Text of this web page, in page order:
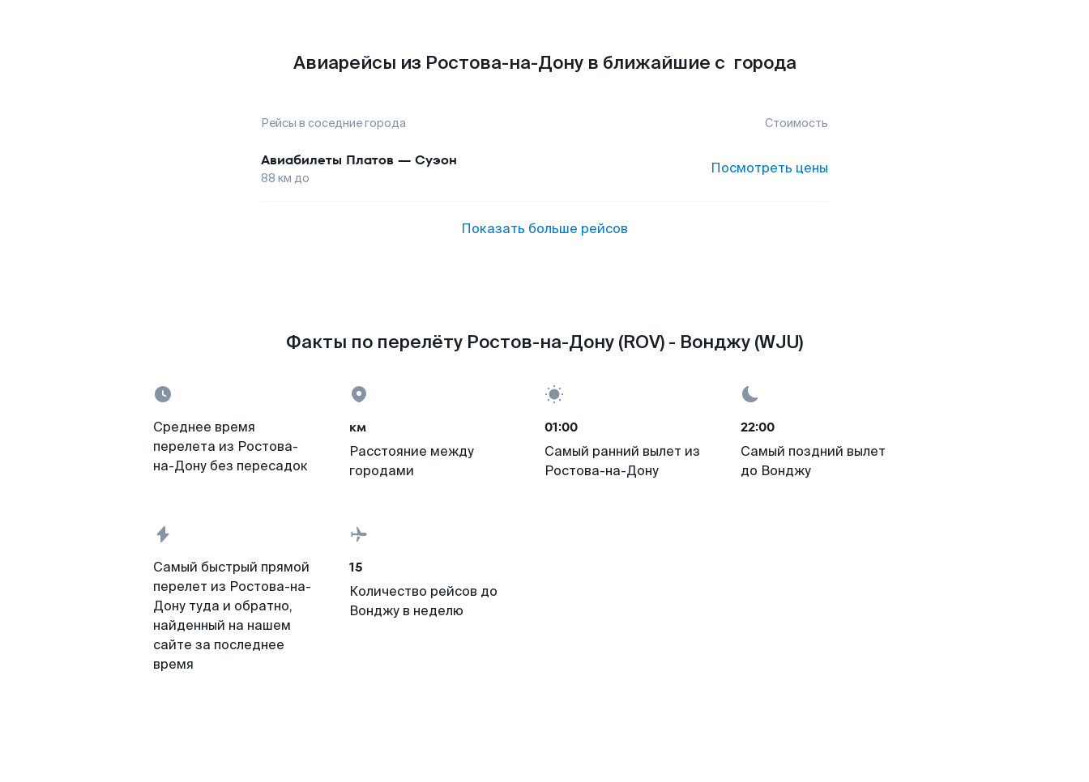
Авиарейсы из Ростова-на-Дону в ближайшие с города
Рейсы в соседние города Стоимость
Авиабилеты Платов — Суэон
88 км до
Посмотреть цены
Показать больше рейсов
Факты по перелёту Ростов-на-Дону (ROV) - Вонджу (WJU)
Среднее время
перелета из Ростова-
на-Дону без пересадок
км
Расстояние между
городами
01:00
Самый ранний вылет из
Ростова-на-Дону
22:00
Самый поздний вылет
до Вонджу
Самый быстрый прямой
перелет из Ростова-на-
Дону туда и обратно,
найденный на нашем
сайте за последнее
время
15
Количество рейсов до
Вонджу в неделю